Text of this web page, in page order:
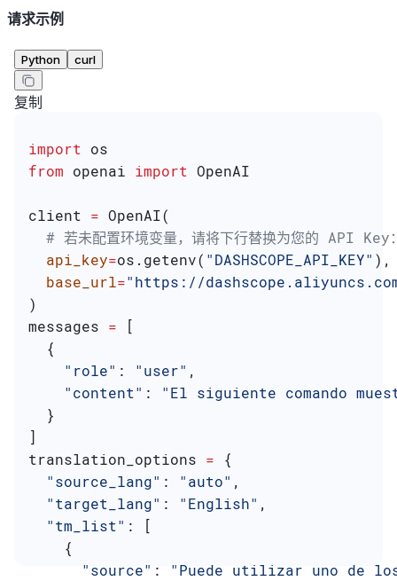
请求示例
Python curl
复制
import os
from openai import OpenAI
client = OpenAI(
# 若未配置环境变量，请将下行替换为您的 API
  api_key
=os.getenv( "DASHSCOPE_API_KEY" ),
  base_url
="https://
)
messages = [
  {
    "role"
: "user" ,
    "content"
: "El siguiente comando
  }
]
translation_options = {
  "source_lang"
: "auto" ,
  "target_lang"
: "English" ,
  "tm_list"
: [
    {
      "source"
: "Puede utilizar uno de